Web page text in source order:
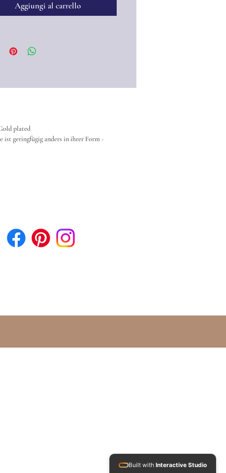
Art der Ohrringe ist typisch im
und in den pompejanische
gefunden.
Aggiungi al carrello
plated
ist geringfügig anders in ihrer Form -
Built with Interactive Studio